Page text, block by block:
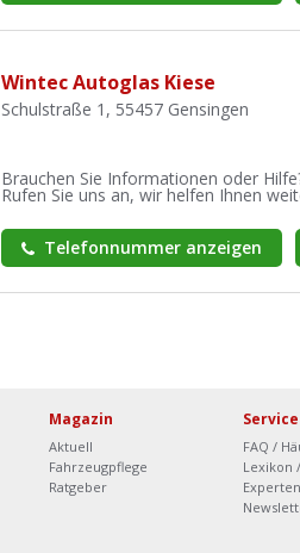
Wintec Autoglas Kiese
Schulstraße 1, 55457 Gensingen
Brauchen Sie Informationen oder
Rufen Sie uns an, wir helfen Ihnen
Telefonnummer anzeigen
Magazin
Aktuell
Fahrzeugpflege
Ratgeber
Service
FAQ /
Lexikon